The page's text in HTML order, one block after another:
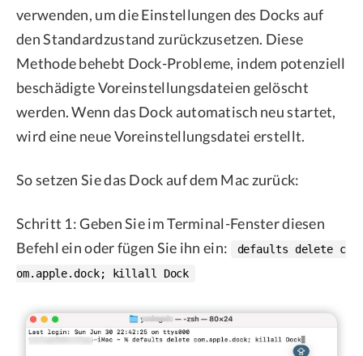
verwenden, um die Einstellungen des Docks auf
den Standardzustand zurückzusetzen. Diese
Methode behebt Dock-Probleme, indem potenziell
beschädigte Voreinstellungsdateien gelöscht
werden. Wenn das Dock automatisch neu startet,
wird eine neue Voreinstellungsdatei erstellt.
So setzen Sie das Dock auf dem Mac zurück:
Schritt 1: Geben Sie im Terminal-Fenster diesen
Befehl ein oder fügen Sie ihn ein:
defaults delete c
om.apple.dock; killall Dock